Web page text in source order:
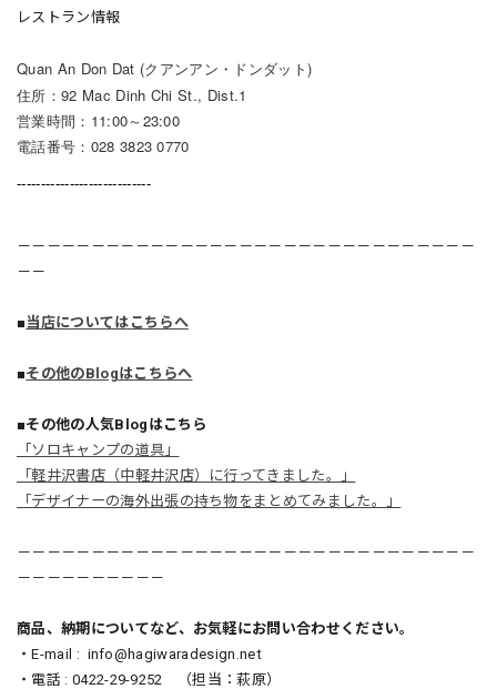
レストラン情報
Quan An Don Dat (クアンアン・ドンダット)
住所：92 Mac Dinh Chi St., Dist.1
営業時間：11:00～23:00
電話番号：028 3823 0770
----------------------------
－－－－－－－－－－－－－－－－－－－－－－－－－－－－－－－
－－
■ 当店についてはこちらへ
■その他のBlogはこちらへ
■その他の人気Blogはこちら
「ソロキャンプの道具」
「軽井沢書店（中軽井沢店）に行ってきました。」
「デザイナーの海外出張の持ち物をまとめてみました。」
－－－－－－－－－－－－－－－－－－－－－－－－－－－－－－－
－－－－－－－－－－
商品、納期についてなど、お気軽にお問い合わせください。
・E-mail : info@hagiwaradesign.net
・電話 : 0422-29-9252 （担当：萩原）